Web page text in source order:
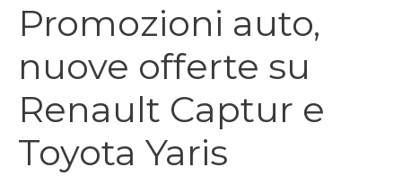
Promozioni auto,
nuove offerte su
Renault Captur e
Toyota Yaris